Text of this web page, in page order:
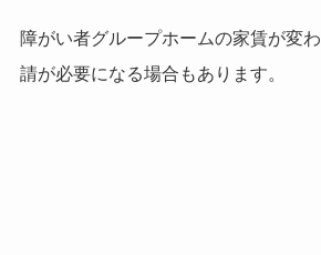
障がい者グループホームの家賃が変
請が必要になる場合もあります。